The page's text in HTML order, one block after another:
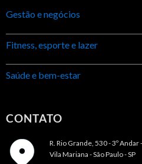
Gestão e negócios
Fitness, esporte e lazer
Saúde e bem-estar
CONTATO
R. Rio Grande, 530 - 3º Andar -
Vila Mariana - São Paulo - SP